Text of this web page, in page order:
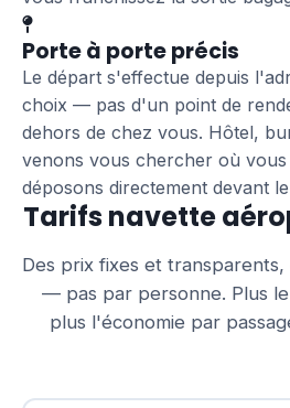
Porte à porte précis
Le départ s'effectue depuis
choix — pas d'un point de
dehors de chez vous. Hôtel,
venons vous chercher où vous
déposons directement devant
Tarifs navette
Des prix fixes et
— pas par personne. Plus
plus l'économie par